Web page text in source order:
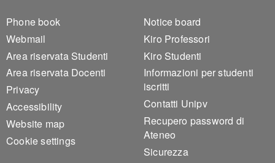
Footer 1
Phone book
Webmail
Area riservata Studenti
Area riservata Docenti
Privacy
Accessibility
Website map
Cookie settings
Footer 2
Notice board
Kiro Professori
Kiro Studenti
Informazioni per studenti
iscritti
Contatti Unipv
Recupero password di
Ateneo
Sicurezza